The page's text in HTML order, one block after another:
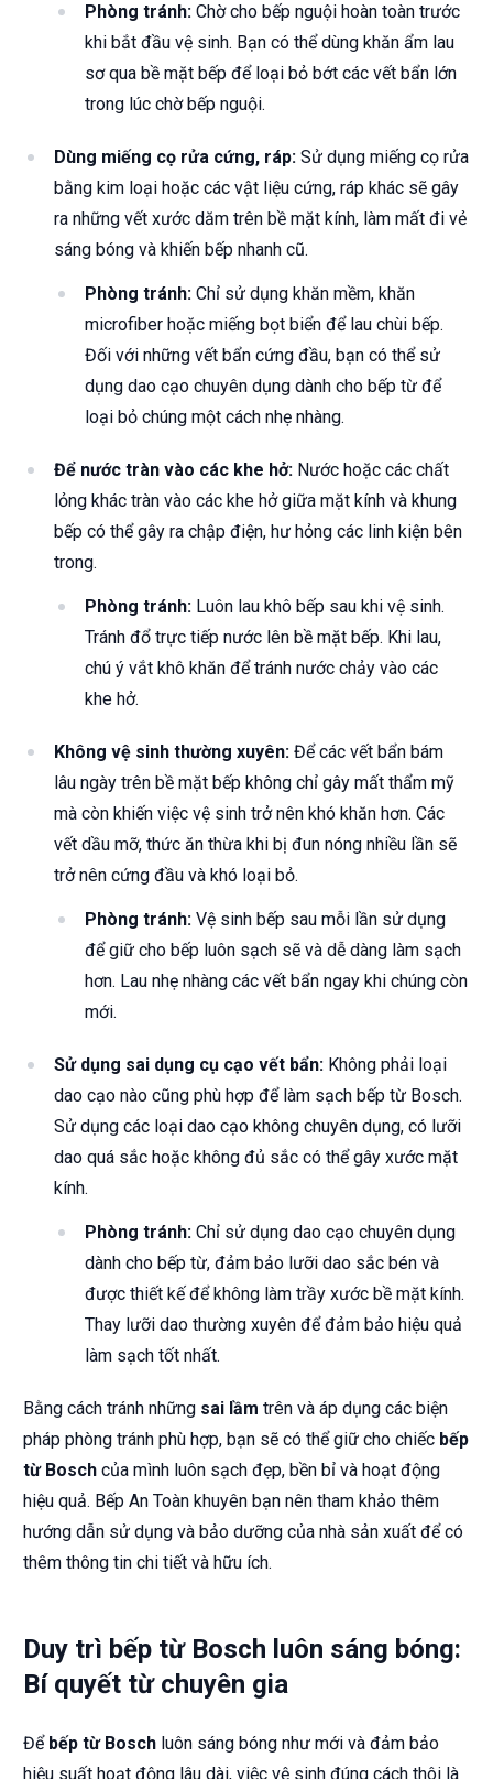
Phòng tránh: Chờ cho bếp nguội hoàn toàn trước
khi bắt đầu vệ sinh. Bạn có thể dùng khăn ẩm lau
sơ qua bề mặt bếp để loại bỏ bớt các vết bẩn lớn
trong lúc chờ bếp nguội.
Dùng miếng cọ rửa cứng, ráp: Sử dụng miếng cọ rửa
bằng kim loại hoặc các vật liệu cứng, ráp khác sẽ gây
ra những vết xước dăm trên bề mặt kính, làm mất đi vẻ
sáng bóng và khiến bếp nhanh cũ.
Phòng tránh: Chỉ sử dụng khăn mềm, khăn
microfiber hoặc miếng bọt biển để lau chùi bếp.
Đối với những vết bẩn cứng đầu, bạn có thể sử
dụng dao cạo chuyên dụng dành cho bếp từ để
loại bỏ chúng một cách nhẹ nhàng.
Để nước tràn vào các khe hở: Nước hoặc các chất
lỏng khác tràn vào các khe hở giữa mặt kính và khung
bếp có thể gây ra chập điện, hư hỏng các linh kiện bên
trong.
Phòng tránh: Luôn lau khô bếp sau khi vệ sinh.
Tránh đổ trực tiếp nước lên bề mặt bếp. Khi lau,
chú ý vắt khô khăn để tránh nước chảy vào các
khe hở.
Không vệ sinh thường xuyên: Để các vết bẩn bám
lâu ngày trên bề mặt bếp không chỉ gây mất thẩm mỹ
mà còn khiến việc vệ sinh trở nên khó khăn hơn. Các
vết dầu mỡ, thức ăn thừa khi bị đun nóng nhiều lần sẽ
trở nên cứng đầu và khó loại bỏ.
Phòng tránh: Vệ sinh bếp sau mỗi lần sử dụng
để giữ cho bếp luôn sạch sẽ và dễ dàng làm sạch
hơn. Lau nhẹ nhàng các vết bẩn ngay khi chúng còn
mới.
Sử dụng sai dụng cụ cạo vết bẩn: Không phải loại
dao cạo nào cũng phù hợp để làm sạch bếp từ Bosch.
Sử dụng các loại dao cạo không chuyên dụng, có lưỡi
dao quá sắc hoặc không đủ sắc có thể gây xước mặt
kính.
Phòng tránh: Chỉ sử dụng dao cạo chuyên dụng
dành cho bếp từ, đảm bảo lưỡi dao sắc bén và
được thiết kế để không làm trầy xước bề mặt kính.
Thay lưỡi dao thường xuyên để đảm bảo hiệu quả
làm sạch tốt nhất.
Bằng cách tránh những sai lầm trên và áp dụng các biện
pháp phòng tránh phù hợp, bạn sẽ có thể giữ cho chiếc bếp
từ Bosch của mình luôn sạch đẹp, bền bỉ và hoạt động
hiệu quả. Bếp An Toàn khuyên bạn nên tham khảo thêm
hướng dẫn sử dụng và bảo dưỡng của nhà sản xuất để có
thêm thông tin chi tiết và hữu ích.
Duy trì bếp từ Bosch luôn sáng bóng:
Bí quyết từ chuyên gia
Để bếp từ Bosch luôn sáng bóng như mới và đảm bảo
hiệu suất hoạt động lâu dài, việc vệ sinh đúng cách thôi là